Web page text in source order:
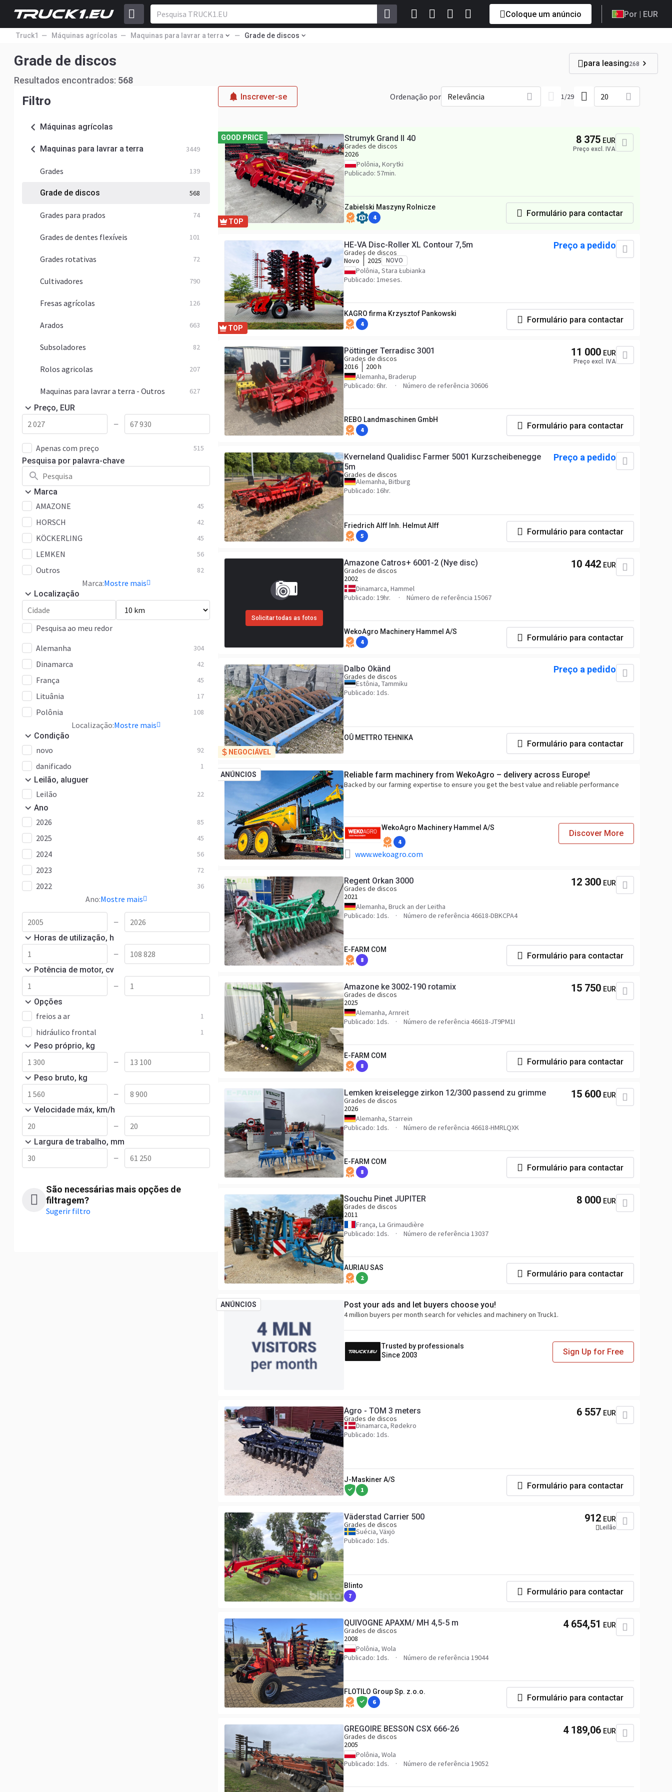
Coloque um anúncio Por | EUR
Truck1 Máquinas agrícolas Maquinas para lavrar a terra Grade de discos
Grade de discos
Resultados encontrados: 568
para leasing268
Filtro
Máquinas agrícolas
Maquinas para lavrar a terra 3449
Grades 139
Grade de discos 568
Grades para prados 74
Grades de dentes flexíveis 101
Grades rotativas 72
Cultivadores 790
Fresas agrícolas 126
Arados 663
Subsoladores 82
Rolos agricolas 207
Maquinas para lavrar a terra - Outros 627
Preço, EUR
—
Apenas com preço 515
Pesquisa por palavra-chave
Marca
AMAZONE 45
HORSCH 42
KÖCKERLING 45
LEMKEN 56
Outros 82
Marca:Mostre mais
Localização
Pesquisa ao meu redor
Alemanha
304
Dinamarca 42
França 45
Lituânia 17
Polônia 108
Localização:Mostre mais
Condição
novo 92
danificado 1
Leilão, aluguer
Leilão 22
Ano
2026 85
2025 45
2024 56
2023 72
2022 36
Ano:Mostre mais
—
Horas de utilização, h
—
Potência de motor, cv
—
Opções
freios a ar 1
hidráulico frontal 1
Peso próprio, kg
—
Peso bruto, kg
—
Velocidade máx, km/h
—
Largura de trabalho, mm
—
São necessárias mais opções de
filtragem?
Sugerir filtro
Inscrever-se Ordenação por Relevância 1/29 20
GOOD PRICE
TOP
Strumyk Grand II 40
Grades de discos
2026
Polônia, Korytki
Publicado: 57min.
8 375 EUR
Preço excl. IVA
Zabielski Maszyny Rolnicze
4 Formulário para contactar
TOP
HE-VA Disc-Roller XL Contour 7,5m
Grades de discos
Novo
2025 NOVO
Polônia, Stara Łubianka
Publicado: 1meses.
Preço a pedido
KAGRO firma Krzysztof Pankowski
4 Formulário para contactar
Pöttinger Terradisc 3001
Grades de discos
2016
200 h
Alemanha, Braderup
Publicado: 6hr.
Número de referência 30606
11 000 EUR
Preço excl. IVA
REBO Landmaschinen GmbH
4 Formulário para contactar
Kverneland Qualidisc Farmer 5001 Kurzscheibenegge
5m
Grades de discos
Alemanha, Bitburg
Publicado: 16hr.
Preço a pedido
Friedrich Alff Inh. Helmut Alff
5 Formulário para contactar
Solicitar todas as fotos
Amazone Catros+ 6001-2 (Nye disc)
Grades de discos
2002
Dinamarca, Hammel
Publicado: 19hr.
Número de referência 15067
10 442 EUR
WekoAgro Machinery Hammel A/S
4 Formulário para contactar
NEGOCIÁVEL
Dalbo Okänd
Grades de discos
Estônia, Tammiku
Publicado: 1ds.
Preço a pedido
OÛ METTRO TEHNIKA
Formulário para contactar
ANÚNCIOS Reliable farm machinery from WekoAgro – delivery across Europe!
Backed by our farming expertise to ensure you get the best value and reliable performance
WekoAgro Machinery Hammel A/S
4
www.wekoagro.com
Discover More
Regent Orkan 3000
Grades de discos
2021
Alemanha, Bruck an der Leitha
Publicado: 1ds.
Número de referência 46618-DBKCPA4
12 300 EUR
E-FARM COM
8 Formulário para contactar
Amazone ke 3002-190 rotamix
Grades de discos
2025
Alemanha, Arnreit
Publicado: 1ds.
Número de referência 46618-JT9PM1I
15 750 EUR
E-FARM COM
8 Formulário para contactar
Lemken kreiselegge zirkon 12/300 passend zu grimme
Grades de discos
2026
Alemanha, Starrein
Publicado: 1ds.
Número de referência 46618-HMRLQXK
15 600 EUR
E-FARM COM
8 Formulário para contactar
Souchu Pinet JUPITER
Grades de discos
2011
França, La Grimaudière
Publicado: 1ds.
Número de referência 13037
8 000 EUR
AURIAU SAS
2 Formulário para contactar
ANÚNCIOS Post your ads and let buyers choose you!
4 million buyers per month search for vehicles and machinery on Truck1.
Trusted by professionals
Since 2003
Sign Up for Free
Agro - TOM 3 meters
Grades de discos
Dinamarca, Rødekro
Publicado: 1ds.
6 557 EUR
J-Maskiner A/S
1 Formulário para contactar
Väderstad Carrier 500
Grades de discos
Suécia, Växjö
Publicado: 1ds.
912 EUR
Leilão
Blinto
7 Formulário para contactar
QUIVOGNE APAXM/ MH 4,5-5 m
Grades de discos
2008
Polônia, Wola
Publicado: 1ds.
Número de referência 19044
4 654,51 EUR
FLOTILO Group Sp. z.o.o.
6 Formulário para contactar
GREGOIRE BESSON CSX 666-26
Grades de discos
2005
Polônia, Wola
Publicado: 1ds.
Número de referência 19052
4 189,06 EUR